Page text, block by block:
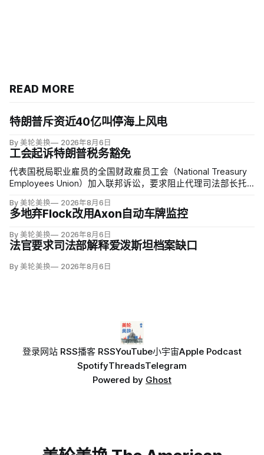
READ MORE
特朗普斥资近40亿叫停海上风电
By 美轮美换 2026年8月6日
工会起诉特朗普税务豁免
代表国税局职业雇员的全国财政雇员工会（National Treasury
Employees Union）加入联邦诉讼，要求阻止代理司法部长托
特朗普、亲属及关联方提供部分税务审计豁免。
By 美轮美换 2026年8月6日
多地弃Flock改用Axon自动车牌监控
By 美轮美换 2026年8月6日
法官要求司法部解释爱泼斯坦档案缺口
By 美轮美换 2026年8月6日
登录网站 RSS播客 RSSYouTube小宇宙Apple Podcast
SpotifyThreadsTelegram
Powered by Ghost